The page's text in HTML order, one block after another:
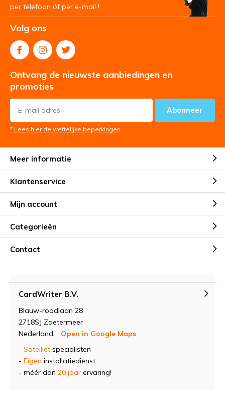
per telefoon óf per e-mail !
Volg ons
Ontvang de nieuwste aanbiedingen en
promoties
Abonneer
* Lees hier de wettelijke beperkingen
Meer informatie
Klantenservice
Mijn account
Categorieën
Contact
CardWriter B.V.
Blauw-roodlaan 28
2718SJ Zoetermeer
Nederland
Open in Google Maps
- Satelliet specialisten
- Eigen installatiedienst
- méér dan 20 jaar ervaring!